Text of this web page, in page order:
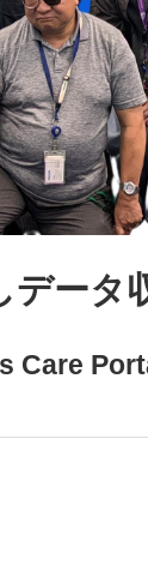
データ
Care